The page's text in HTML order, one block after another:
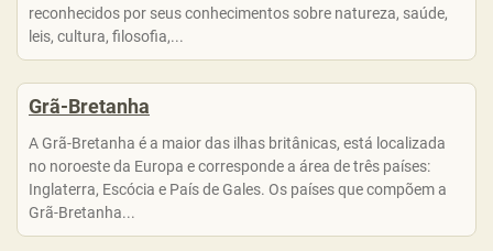
reconhecidos por seus conhecimentos sobre natureza, saúde,
leis, cultura, filosofia,...
Grã-Bretanha
A Grã-Bretanha é a maior das ilhas britânicas, está localizada
no noroeste da Europa e corresponde a área de três países:
Inglaterra, Escócia e País de Gales. Os países que compõem a
Grã-Bretanha...